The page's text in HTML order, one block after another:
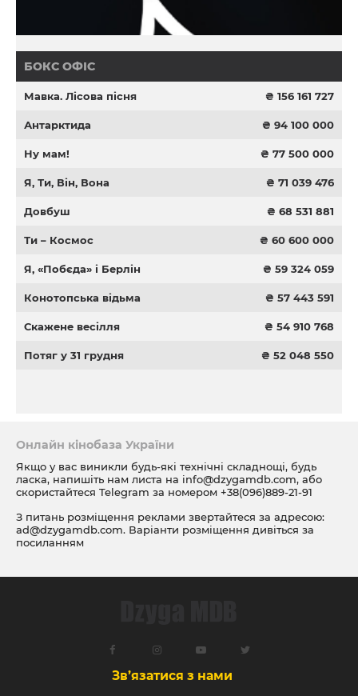
БОКС ОФІС
Мавка. Лісова пісня ₴ 156 161 727
Антарктида ₴ 94 100 000
Ну мам! ₴ 77 500 000
Я, Ти, Він, Вона ₴ 71 039 476
Довбуш ₴ 68 531 881
Ти – Космос ₴ 60 600 000
Я, «Побєда» і Берлін ₴ 59 324 059
Конотопська відьма ₴ 57 443 591
Скажене весілля ₴ 54 910 768
Потяг у 31 грудня ₴ 52 048 550
Онлайн кінобаза України
Якщо у вас виникли будь-які технічні складнощі, будь
ласка, напишіть нам листа на info@dzygamdb.com, або
скористайтеся Telegram за номером +38(096)889-21-91
З питань розміщення реклами звертайтеся за адресою:
ad@dzygamdb.com. Варіанти розміщення дивіться за
посиланням
Зв’язатися з нами